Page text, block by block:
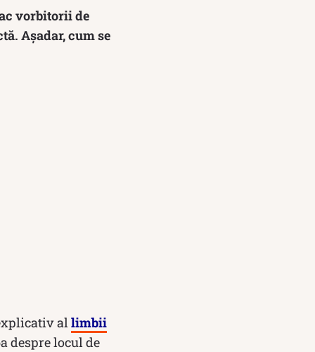
vorbitorii de
Așadar, cum se
al limbii
despre locul de